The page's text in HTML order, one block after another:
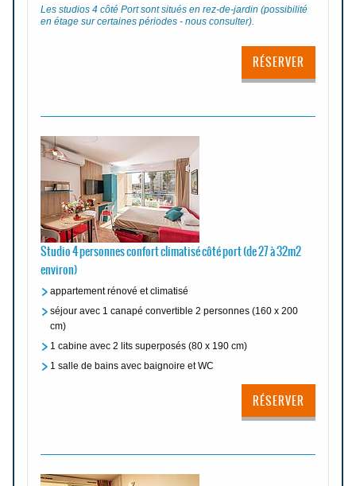
Les studios 4 côté Port sont situés en rez-de-jardin (possibilité
en étage sur certaines périodes - nous consulter).
RÉSERVER
Studio 4 personnes confort climatisé côté port (de 27 à 32m2
environ)
appartement rénové et climatisé
séjour avec 1 canapé convertible 2 personnes (160 x 200
cm)
1 cabine avec 2 lits superposés (80 x 190 cm)
1 salle de bains avec baignoire et WC
RÉSERVER